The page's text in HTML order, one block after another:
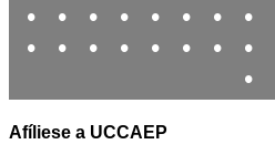
• • • • • • • •
•
• • • • • • •
•
Afíliese a UCCAEP